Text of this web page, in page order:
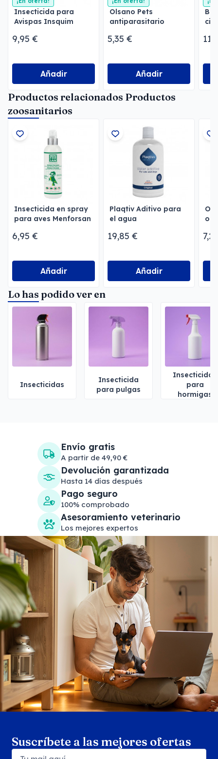
Insecticida para
Avispas Insquim
9,95 €
Añadir
Olsano Pets
antiparasitario
5,35 €
Añadir
Productos relacionados Productos
zoosanitarios
Insecticida en spray
para aves Menforsan
6,95 €
Añadir
Plaqtiv Aditivo para
el agua
19,85 €
Añadir
Lo has podido ver en
Insecticidas
Insecticida
para pulgas
Insecticidas
para
hormigas
Envío gratis
A partir de 49,90 €
Devolución garantizada
Hasta 14 días después
Pago seguro
100% comprobado
Asesoramiento veterinario
Los mejores expertos
Suscríbete a las mejores ofertas
Search products